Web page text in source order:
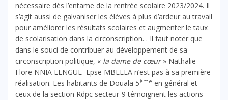
nécessaire dès l’entame de la rentrée scolaire 2023/2024. Il
s’agit aussi de galvaniser les élèves à plus d’ardeur au travail
pour améliorer les résultats scolaires et augmenter le taux
de scolarisation dans la circonscription. . Il faut noter que
dans le souci de contribuer au développement de sa
circonscription politique, « la dame de cœur» Nathalie
Flore NNIA LENGUE Epse MBELLA n’est pas à sa première
réalisation. Les habitants de Douala 5ème en général et
ceux de la section Rdpc secteur-9 témoignent les actions